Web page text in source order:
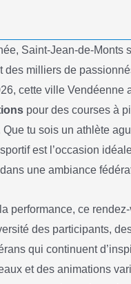
Saint-Jean-de-Monts
des milliers de
cette ville Vendéenne
pour des courses à
tu sois un athlète
est l’occasion
une ambiance
performance, ce
des participants,
qui continuent
et des animations